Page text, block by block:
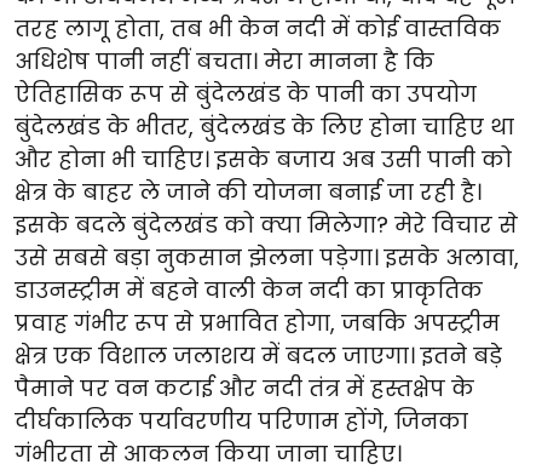
तरह लागू होता, तब भी केन नदी में कोई वास्तविक
अधिशेष पानी नहीं बचता। मेरा मानना है कि
ऐतिहासिक रूप से बुंदेलखंड के पानी का उपयोग
बुंदेलखंड के भीतर, बुंदेलखंड के लिए होना चाहिए था
और होना भी चाहिए। इसके बजाय अब उसी पानी को
क्षेत्र के बाहर ले जाने की योजना बनाई जा रही है।
इसके बदले बुंदेलखंड को क्या मिलेगा? मेरे विचार से
उसे सबसे बड़ा नुकसान झेलना पड़ेगा। इसके अलावा,
डाउनस्ट्रीम में बहने वाली केन नदी का प्राकृतिक
प्रवाह गंभीर रूप से प्रभावित होगा, जबकि अपस्ट्रीम
क्षेत्र एक विशाल जलाशय में बदल जाएगा। इतने बड़े
पैमाने पर वन कटाई और नदी तंत्र में हस्तक्षेप के
दीर्घकालिक पर्यावरणीय परिणाम होंगे, जिनका
गंभीरता से आकलन किया जाना चाहिए।